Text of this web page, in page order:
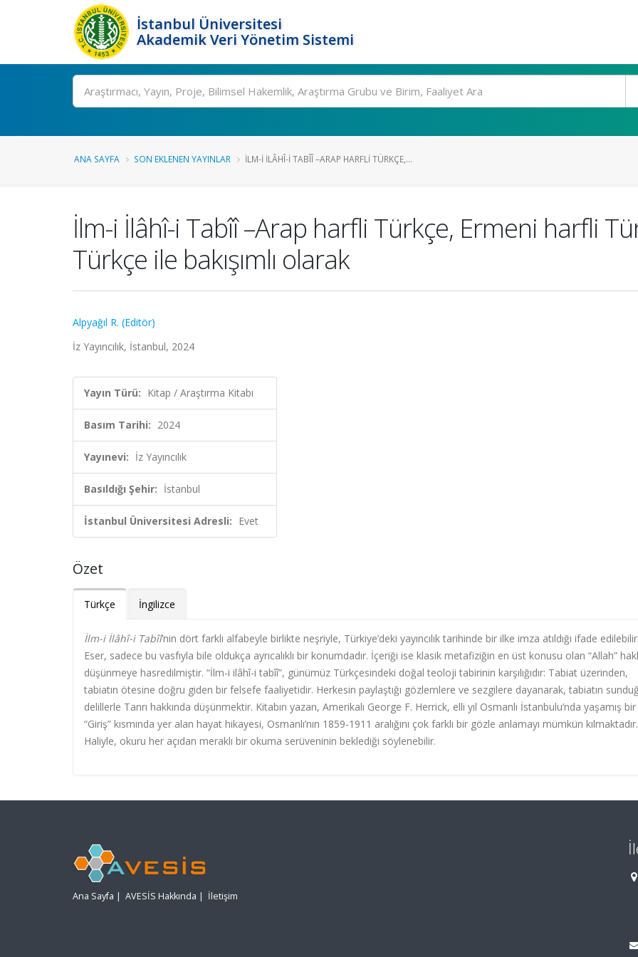
İstanbul Üniversitesi
Akademik Veri Yönetim Sistemi
Ara
ANA SAYFA SON EKLENEN YAYINLAR İLM-I İLÂHÎ-I TABÎÎ –ARAP HARFLI TÜRKÇE,...
İlm-i İlâhî-i Tabîî –Arap harfli Türkçe, Ermeni harfli
Türkçe ile bakışımlı olarak
Alpyağıl R. (Editör)
İz Yayıncılık, İstanbul, 2024
Yayın Türü: Kitap / Araştırma Kitabı
Basım Tarihi: 2024
Yayınevi: İz Yayıncılık
Basıldığı Şehir: İstanbul
İstanbul Üniversitesi Adresli: Evet
Özet
Türkçe İngilizce
İlm-i İlâhî-i Tabîî’nin dört farklı alfabeyle birlikte neşriyle, Türkiye’deki yayıncılık tarihinde bir ilke imza atıldığı ifade edilebilir.
Eser, sadece bu vasfıyla bile oldukça ayrıcalıklı bir konumdadır. İçeriği ise klasik metafiziğin en üst konusu olan “Allah”
düşünmeye hasredilmiştir. “İlm-i ilâhî-i tabîî”, günümüz Türkçesindeki doğal teoloji tabirinin karşılığıdır: Tabiat üzerinden,
tabiatın ötesine doğru giden bir felsefe faaliyetidir. Herkesin paylaştığı gözlemlere ve sezgilere dayanarak, tabiatın
delillerle Tanrı hakkında düşünmektir. Kitabın yazarı, Amerikalı George F. Herrick, elli yıl Osmanlı İstanbulu’nda yaşamış
“Giriş” kısmında yer alan hayat hikayesi, Osmanlı’nın 1859-1911 aralığını çok farklı bir gözle anlamayı mümkün kılmaktadır.
Haliyle, okuru her açıdan meraklı bir okuma serüveninin beklediği söylenebilir.
Ana Sayfa | AVESİS Hakkında | İletişim